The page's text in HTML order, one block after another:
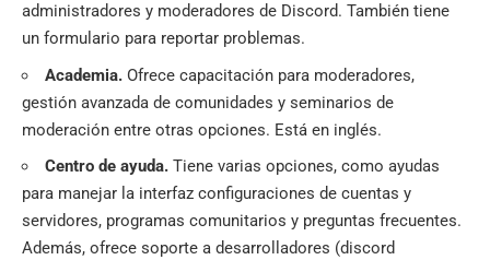
administradores y moderadores de Discord. También tiene
un formulario para reportar problemas.
Academia. Ofrece capacitación para moderadores,
gestión avanzada de comunidades y seminarios de
moderación entre otras opciones. Está en inglés.
Centro de ayuda. Tiene varias opciones, como ayudas
para manejar la interfaz configuraciones de cuentas y
servidores, programas comunitarios y preguntas frecuentes.
Además, ofrece soporte a desarrolladores (discord